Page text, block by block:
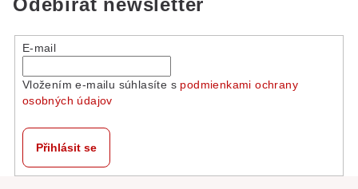
Odebírat newsletter
E-mail
Vložením e-mailu súhlasíte s podmienkami ochrany
osobných údajov
Přihlásit se